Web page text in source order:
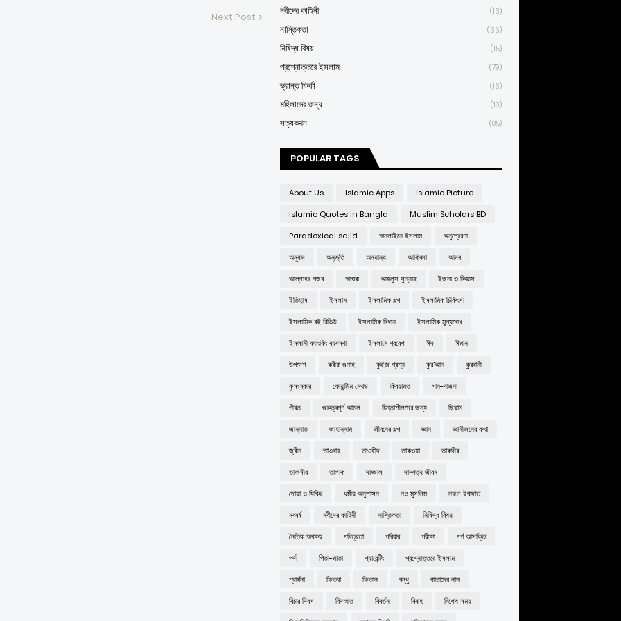
Next Post নবীদের কাহিনী (13)
নাস্তিকতা (36)
নিষিদ্ধ বিষয় (15)
প্রশ্নোত্তরে ইসলাম (79)
ভ্রান্ত ফির্কা (16)
মহিলাদের জন্য (19)
সত্যকথন (85)
POPULAR TAGS
About Us Islamic Apps
Islamic Picture
Islamic Quotes in Bangla
Muslim Scholars BD
Paradoxical sajid
অনলাইনে ইসলাম
অনুপ্রেরণা
অনুবাদ
অনুভূতি অন্যান্য আক্বিদা
আদব
আল্লাহর গজব
আশুরা আহলুস সুন্নাহ
ইজমা ও কিয়াস
ইতিহাস
ইসলাম ইসলামিক গল্প
ইসলামিক চিকিৎসা
ইসলামিক বই রিভিউ
ইসলামিক বিধান
ইসলামিক মূল্যবোধ
ইসলামী ব্যাংকিং ব্যবস্থা
ইসলামে প্রবেশ ঈদ
ঈমান
উপদেশ
কবীরা গুনাহ কুইজ প্রশ্ন কুর'আন
কুরবানী
কুসংস্কার
কোয়ান্টাম মেথড ক্বিয়ামত
গান-বাজনা
গীবত
গুরুত্বপূর্ণ আমল চিন্তাশীলদের জন্য
ছিয়াম
জান্নাত
জাহান্নাম জীবনের গল্প জ্ঞান
জ্ঞানীজনের কথা
জ্বীন
তাওবাহ তাওহীদ তাকওয়া
তাকদীর
তাফসীর
তালাক দাজ্জাল
দাম্পত্য জীবন
দোয়া ও যিকির
ধর্মীয় অনুশাসন নও মুসলিম
নফল ইবাদাত
নববর্ষ
নবীদের কাহিনী নাস্তিকতা
নিষিদ্ধ বিষয়
নৈতিক অবক্ষয়
পবিত্রতা পরিবার পরীক্ষা
পর্ণ আসক্তি
পর্দা
পিতা-মাতা প্যারেন্টিং
প্রশ্নোত্তরে ইসলাম
প্রার্থনা
ফিতরা ফিতান বন্ধু
বাচ্চাদের নাম
বিচার দিবস
বিদআত বিবর্তন বিবাহ
বিশেষ সময়